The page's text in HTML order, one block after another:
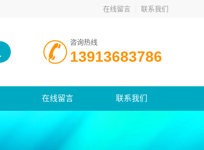
在线留言 联系我们
咨询热线
13913683786
在线留言 联系我们